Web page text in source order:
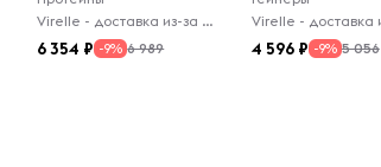
Virelle - доставка из-за рубежа
6 354 -9% 6 989 4 596 -9% 5 056